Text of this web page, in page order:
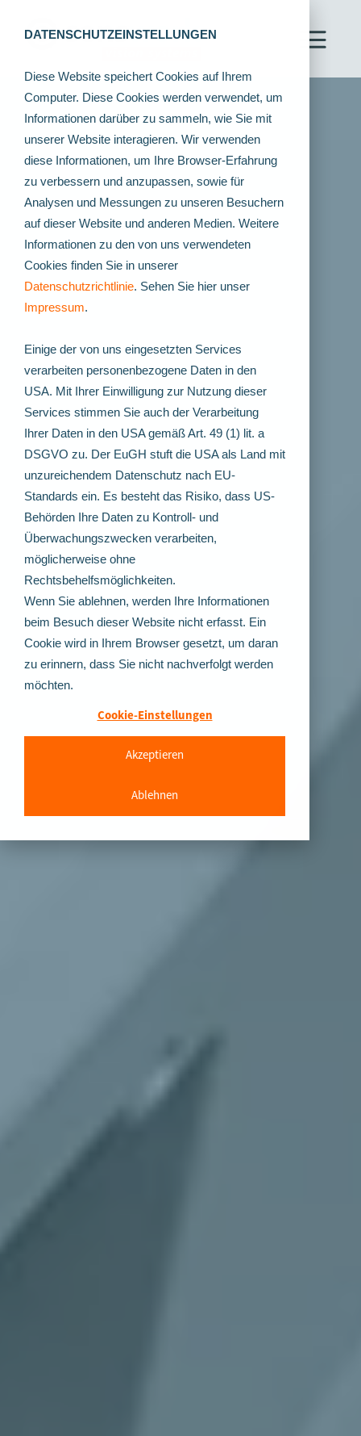
DATENSCHUTZEINSTELLUNGEN
Diese Website speichert Cookies auf Ihrem
Computer. Diese Cookies werden verwendet, um
Informationen darüber zu sammeln, wie Sie mit
unserer Website interagieren. Wir verwenden
diese Informationen, um Ihre Browser-Erfahrung
zu verbessern und anzupassen, sowie für
Analysen und Messungen zu unseren Besuchern
auf dieser Website und anderen Medien. Weitere
Informationen zu den von uns verwendeten
Cookies finden Sie in unserer
Datenschutzrichtlinie. Sehen Sie hier unser
Impressum.
Einige der von uns eingesetzten Services
verarbeiten personenbezogene Daten in den
USA. Mit Ihrer Einwilligung zur Nutzung dieser
Services stimmen Sie auch der Verarbeitung
Ihrer Daten in den USA gemäß Art. 49 (1) lit. a
DSGVO zu. Der EuGH stuft die USA als Land mit
unzureichendem Datenschutz nach EU-
Standards ein. Es besteht das Risiko, dass US-
Behörden Ihre Daten zu Kontroll- und
Überwachungszwecken verarbeiten,
möglicherweise ohne
Rechtsbehelfsmöglichkeiten.
Wenn Sie ablehnen, werden Ihre Informationen
beim Besuch dieser Website nicht erfasst. Ein
Cookie wird in Ihrem Browser gesetzt, um daran
zu erinnern, dass Sie nicht nachverfolgt werden
möchten.
Cookie-Einstellungen
Akzeptieren
Ablehnen